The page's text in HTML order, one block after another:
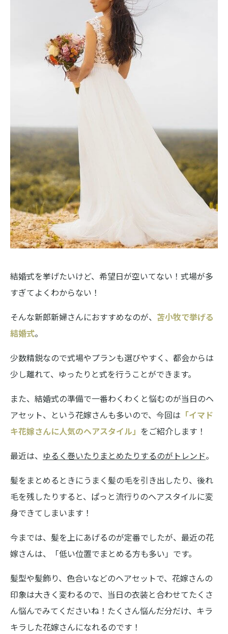
結婚式を挙げたいけど、希望日が空いてない！式場が多
すぎてよくわからない！
そんな新郎新婦さんにおすすめなのが、 苫小牧で挙げる
結婚式。
少数精鋭なので式場やプランも選びやすく、都会からは
少し離れて、ゆったりと式を行うことができます。
また、結婚式の準備で一番わくわくと悩むのが当日のヘ
アセット、という花嫁さんも多いので、今回は 「イマド
キ花嫁さんに人気のヘアスタイル」 をご紹介します！
最近は、 ゆるく巻いたりまとめたりするのがトレンド。
髪をまとめるときにうまく髪の毛を引き出したり、後れ
毛を残したりすると、ぱっと流行りのヘアスタイルに変
身できてしまいます！
今までは、髪を上にあげるのが定番でしたが、最近の花
嫁さんは、「低い位置でまとめる方も多い」です。
髪型や髪飾り、色合いなどのヘアセットで、花嫁さんの
印象は大きく変わるので、当日の衣装と合わせてたくさ
ん悩んでみてくださいね！たくさん悩んだ分だけ、キラ
キラした花嫁さんになれるのです！